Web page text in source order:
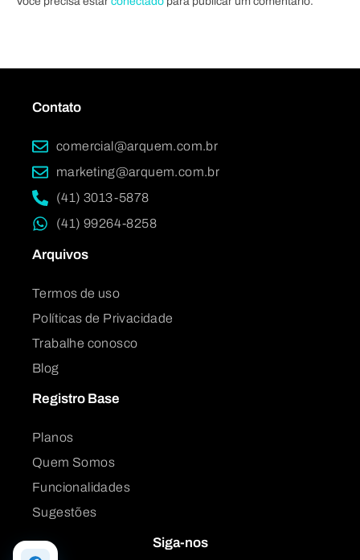
Contato
comercial@arquem.com.br
marketing@arquem.com.br
(41) 3013-5878
(41) 99264-8258
Arquivos
Termos de uso
Políticas de Privacidade
Trabalhe conosco
Blog
Registro Base
Planos
Quem Somos
Funcionalidades
Sugestões
Siga-nos